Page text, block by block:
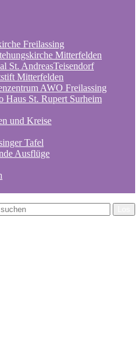
Freilassing
Mitterfelden
St. AndreasTeisendorf
Mitterfelden
AWO Freilassing
Haus St. Rupert Surheim
und Kreise
Tafel
Ausflüge